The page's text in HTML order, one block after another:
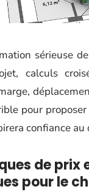
sérieuse
calculs
pour
confiance au
de prix
pour le